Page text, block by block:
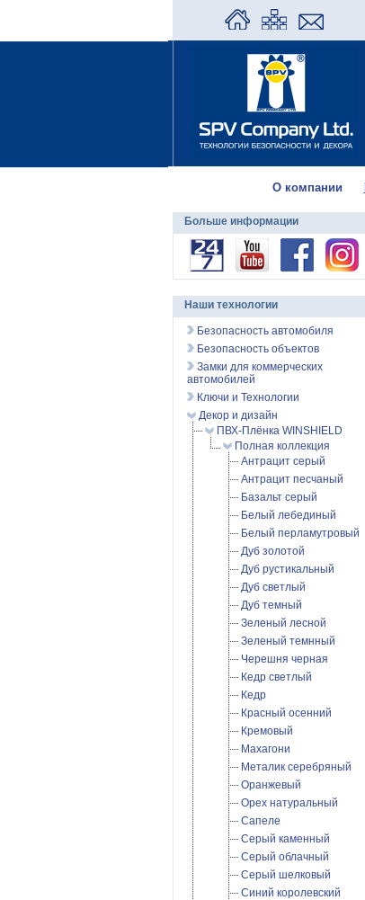
О компании
Больше информации
Наши технологии
Безопасность автомобиля
Безопасность объектов
Замки для коммерческих
автомобилей
Ключи и Технологии
Декор и дизайн
ПВХ-Плёнка WINSHIELD
Полная коллекция
Антрацит серый
Антрацит песчаный
Базальт серый
Белый лебединый
Белый перламутровый
Дуб золотой
Дуб рустикальный
Дуб светлый
Дуб темный
Зеленый лесной
Зеленый темнный
Черешня черная
Кедр светлый
Кедр
Красный осенний
Кремовый
Махагони
Металик серебряный
Оранжевый
Орех натуральный
Сапеле
Серый каменный
Серый облачный
Серый шелковый
Синий королевский